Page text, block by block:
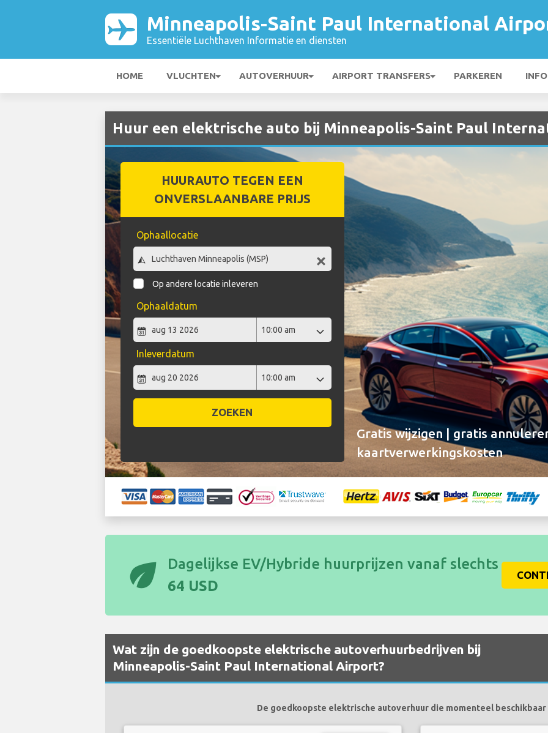
Minneapolis-Saint Paul International
Essentiële Luchthaven Informatie en diensten
HOME VLUCHTEN AUTOVERHUUR AIRPORT TRANSFERS PARKEREN
Huur een elektrische auto bij Minneapolis-Saint Paul
HUURAUTO TEGEN EEN
ONVERSLAANBARE PRIJS
Ophaallocatie
Op andere locatie inleveren
Ophaaldatum
Inleverdatum
ZOEKEN
Gratis wijzigen | gratis
kaartverwerkingskosten
eco
Dagelijkse EV/Hybride huurprijzen vanaf slechts
64 USD
Wat zijn de goedkoopste elektrische autoverhuurbedrijven bij
Minneapolis-Saint Paul International Airport?
De goedkoopste elektrische autoverhuur die momenteel beschikbaar